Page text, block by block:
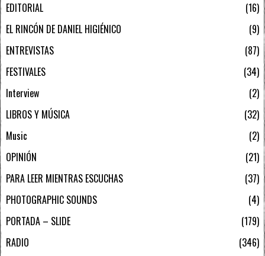
EDITORIAL
16
EL RINCÓN DE DANIEL HIGIÉNICO
9
ENTREVISTAS
87
FESTIVALES
34
Interview
2
LIBROS Y MÚSICA
32
Music
2
OPINIÓN
21
PARA LEER MIENTRAS ESCUCHAS
37
PHOTOGRAPHIC SOUNDS
4
PORTADA – SLIDE
179
RADIO
346